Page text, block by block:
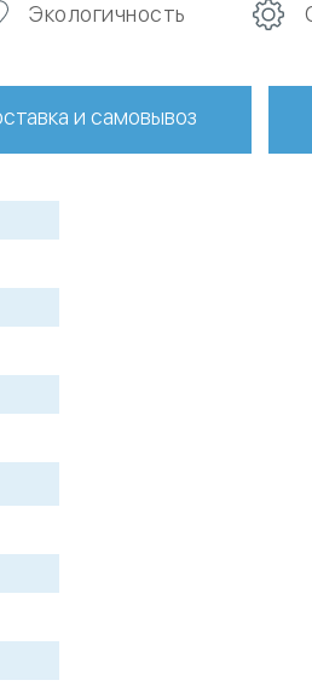
Экологичность
и самовывоз